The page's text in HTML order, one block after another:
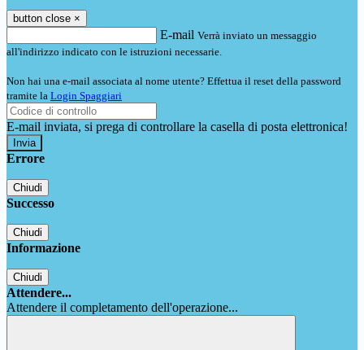
button close ×
E-mail Verrà inviato un messaggio
all'indirizzo indicato con le istruzioni necessarie.
Non hai una e-mail associata al nome utente? Effettua il reset della password
tramite la Login Spaggiari
E-mail inviata, si prega di controllare la casella di posta elettronica!
Errore
Chiudi
Successo
Chiudi
Informazione
Chiudi
Attendere...
Attendere il completamento dell'operazione...